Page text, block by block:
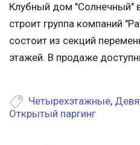
Клубный дом "Солнечный"
строит группа компаний
состоит из секций
этажей. В продаже
Четырехэтажные,
Открытый паргинг